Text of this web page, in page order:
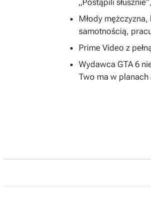
„Postąpili
Młody
samotnością,
Prime Video z
Wydawca GTA 6
Two ma w planach